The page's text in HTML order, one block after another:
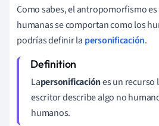
Como sabes, el antropomorfismo
humanas se comportan como los
podrías definir la personificación.
Lapersonificaciónes un recurso
escritor describe algo no
humanos.